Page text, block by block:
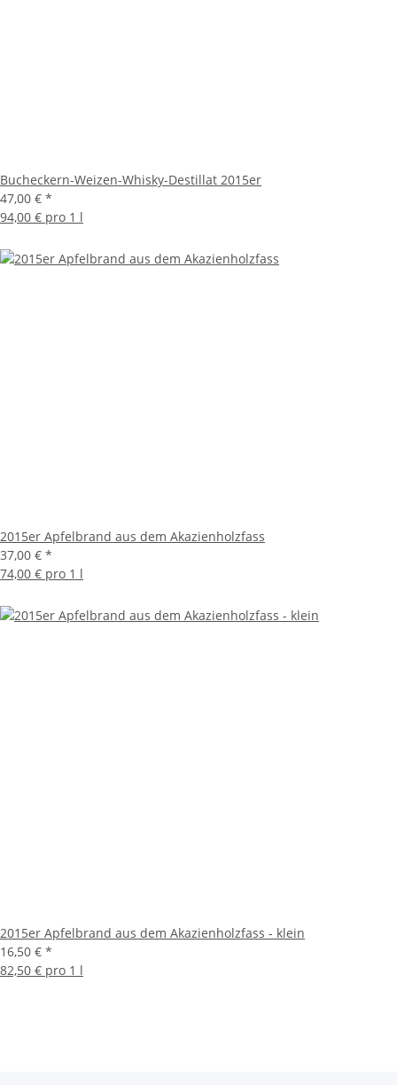
Bucheckern-Weizen-Whisky-Destillat 2015er
47,00 € *
94,00 € pro 1 l
2015er Apfelbrand aus dem Akazienholzfass
37,00 € *
74,00 € pro 1 l
2015er Apfelbrand aus dem Akazienholzfass - klein
16,50 € *
82,50 € pro 1 l